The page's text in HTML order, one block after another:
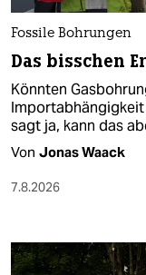
Fossile Bohrungen
Das bisschen
Könnten
Importabhängigkeit
sagt ja, kann das
Von Jonas Waack
7.8.2026